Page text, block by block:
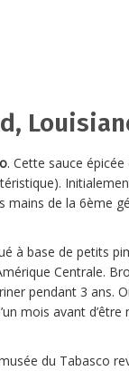
. Cette sauce
mains de la 6ème
à base de petits
Centrale.
pendant 3 ans.
mois avant d’être
du Tabasco